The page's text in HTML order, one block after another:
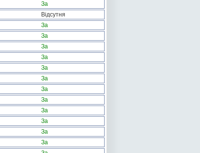
За
Відсутня
За
За
За
За
За
За
За
За
За
За
За
За